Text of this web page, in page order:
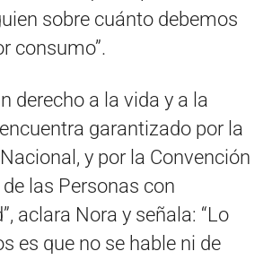
sobre cuánto debemos
consumo”.
derecho a la vida y a la
garantizado por la
y por la Convención
las Personas con
aclara Nora y señala: “Lo
es que no se hable ni de